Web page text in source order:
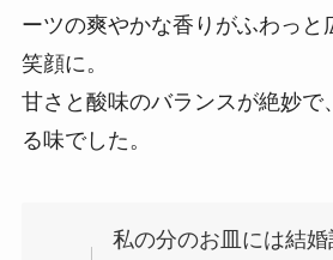
ーツの爽やかな香りがふわっと
笑顔に。
甘さと酸味のバランスが絶妙で
る味でした。
私の分のお皿には結